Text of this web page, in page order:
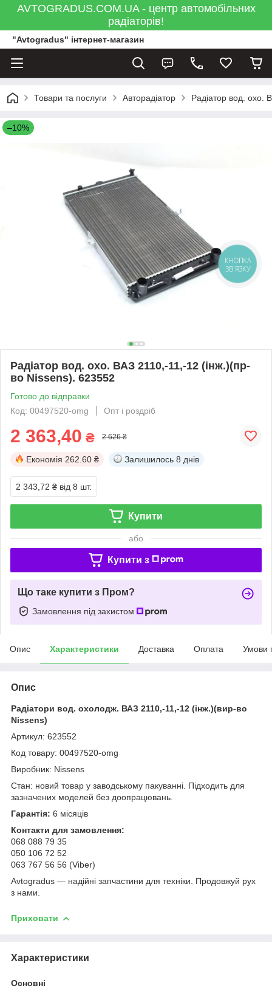
AVTOGRADUS.COM.UA - центр автомобільних
радіаторів!
"Avtogradus" інтернет-магазин
Товари та послуги Авторадіатор Радіатор вод. охо.
–10%
Радіатор вод. охо. ВАЗ 2110,-11,-12 (інж.)(пр-
во Nissens). 623552
Готово до відправки
Код: 00497520-omg
Опт і роздріб
2 363,40 ₴ 2 626 ₴
Економія 262.60 ₴ Залишилось 8 днів
2 343,72 ₴ від 8 шт.
Купити
або
Купити з
Що таке купити з Пром?
Замовлення під захистом
Опис Характеристики Доставка Оплата Умови
Опис
Радіатори вод. охолодж. ВАЗ 2110,-11,-12 (інж.)(вир-во
Nissens)
Артикул: 623552
Код товару: 00497520-omg
Виробник: Nissens
Стан: новий товар у заводському пакуванні. Підходить для
зазначених моделей без доопрацювань.
Гарантія: 6 місяців
Контакти для замовлення:
068 088 79 35
050 106 72 52
063 767 56 56 (Viber)
Avtogradus — надійні запчастини для техніки. Продовжуй рух
з нами.
Приховати
Характеристики
Основні
КНОПКА
ЗВ'ЯЗКУ